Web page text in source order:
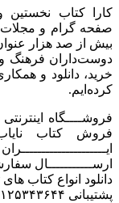
کارا کتاب
صفحه گرام و مجلات
بیش از صد هزار
خرید، دانلود و
کرده‌ایم.
فروشــــگاه
فروش کتاب
ایـــــــــــــــــــــران
ارســـــــــــال
دانلود انواع کتاب
پشتیبانی ۰۹۱۲۵۳۴۳۶۴۴